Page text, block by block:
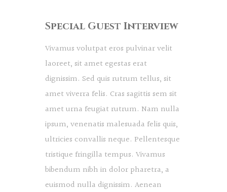
Special Guest Interview
Vivamus volutpat eros pulvinar velit
laoreet, sit amet egestas erat
dignissim. Sed quis rutrum tellus, sit
amet viverra felis. Cras sagittis sem sit
amet urna feugiat rutrum. Nam nulla
ipsum, venenatis malesuada felis quis,
ultricies convallis neque. Pellentesque
tristique fringilla tempus. Vivamus
bibendum nibh in dolor pharetra, a
euismod nulla dignissim. Aenean